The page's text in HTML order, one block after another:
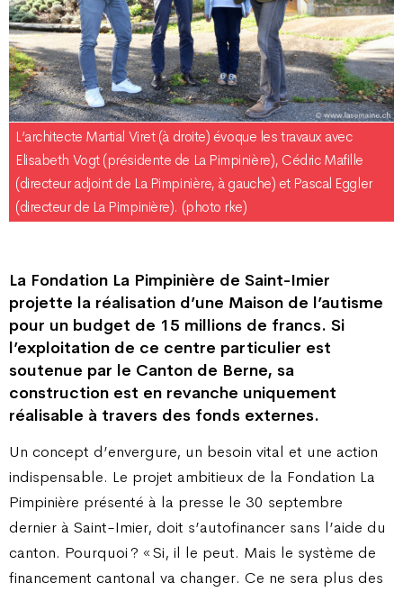
L’architecte Martial Viret (à droite) évoque les travaux avec
Elisabeth Vogt (présidente de La Pimpinière), Cédric Mafille
(directeur adjoint de La Pimpinière, à gauche) et Pascal Eggler
(directeur de La Pimpinière). (photo rke)
La Fondation La Pimpinière de Saint-Imier
projette la réalisation d’une Maison de l’autisme
pour un budget de 15 millions de francs. Si
l’exploitation de ce centre particulier est
soutenue par le Canton de Berne, sa
construction est en revanche uniquement
réalisable à travers des fonds externes.
Un concept d’envergure, un besoin vital et une action
indispensable. Le projet ambitieux de la Fondation La
Pimpinière présenté à la presse le 30 septembre
dernier à Saint-Imier, doit s’autofinancer sans l’aide du
canton. Pourquoi ? « Si, il le peut. Mais le système de
financement cantonal va changer. Ce ne sera plus des